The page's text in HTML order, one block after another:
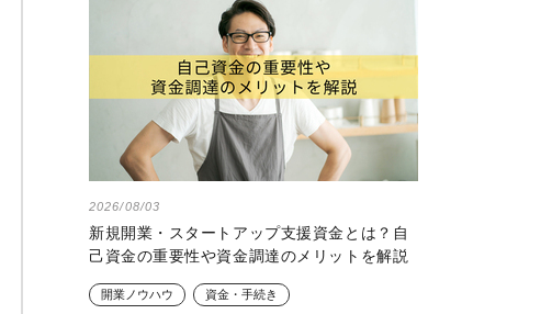
2026/08/03
新規開業・スタートアップ支援資金とは？自
己資金の重要性や資金調達のメリットを解説
開業ノウハウ 資金・手続き